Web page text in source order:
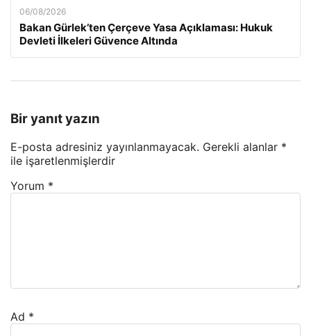
06/08/2026
Bakan Gürlek’ten Çerçeve Yasa Açıklaması: Hukuk
Devleti İlkeleri Güvence Altında
Bir yanıt yazın
E-posta adresiniz yayınlanmayacak. Gerekli alanlar *
ile işaretlenmişlerdir
Yorum *
Ad *